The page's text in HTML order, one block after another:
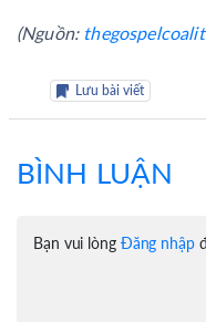
(Nguồn:
Lưu bài viết
BÌNH LUẬN
Bạn vui lòng Đăng nhập